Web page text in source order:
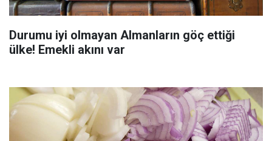
Durumu iyi olmayan Almanların göç ettiği
ülke! Emekli akını var